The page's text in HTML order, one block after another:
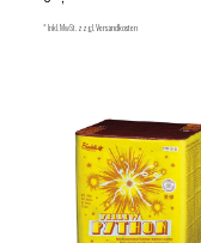
* Inkl. MwSt. zzgl. Versandkosten